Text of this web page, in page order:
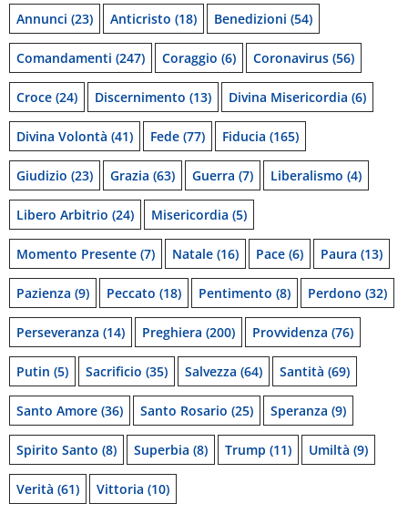
Annunci (23) Anticristo (18) Benedizioni (54)
Comandamenti (247) Coraggio (6) Coronavirus (56)
Croce (24) Discernimento (13) Divina Misericordia (6)
Divina Volontà (41) Fede (77) Fiducia (165)
Giudizio (23) Grazia (63) Guerra (7) Liberalismo (4)
Libero Arbitrio (24) Misericordia (5)
Momento Presente (7) Natale (16) Pace (6) Paura (13)
Pazienza (9) Peccato (18) Pentimento (8) Perdono (32)
Perseveranza (14) Preghiera (200) Provvidenza (76)
Putin (5) Sacrificio (35) Salvezza (64) Santità (69)
Santo Amore (36) Santo Rosario (25) Speranza (9)
Spirito Santo (8) Superbia (8) Trump (11) Umiltà (9)
Verità (61) Vittoria (10)